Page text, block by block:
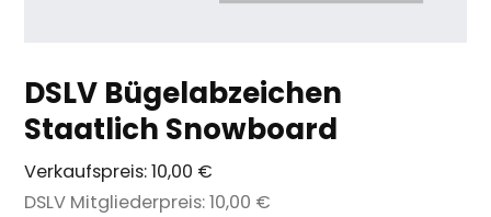
DSLV Bügelabzeichen
Staatlich Snowboard
Verkaufspreis:10,00 €
DSLV Mitgliederpreis:10,00 €